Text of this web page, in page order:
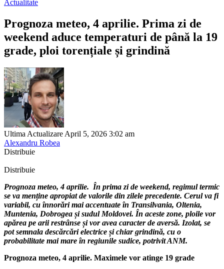
Actualitate
Prognoza meteo, 4 aprilie. Prima zi de
weekend aduce temperaturi de până la 19
grade, ploi torențiale și grindină
Ultima Actualizare April 5, 2026 3:02 am
Alexandru Robea
Distribuie
Distribuie
Prognoza meteo, 4 aprilie. În prima zi de weekend, regimul termic
se va menține apropiat de valorile din zilele precedente. Cerul va fi
variabil, cu înnorări mai accentuate în Transilvania, Oltenia,
Muntenia, Dobrogea și sudul Moldovei. În aceste zone, ploile vor
apărea pe arii restrânse și vor avea caracter de aversă. Izolat, se
pot semnala descărcări electrice și chiar grindină, cu o
probabilitate mai mare în regiunile sudice, potrivit ANM.
Prognoza meteo, 4 aprilie. Maximele vor atinge 19 grade